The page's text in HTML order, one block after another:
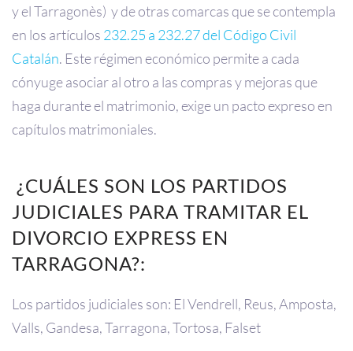
y el Tarragonès) y de otras comarcas que se contempla
en los artículos 232.25 a 232.27 del Código Civil
Catalán. Este régimen económico permite a cada
cónyuge asociar al otro a las compras y mejoras que
haga durante el matrimonio, exige un pacto expreso en
capítulos matrimoniales.
¿CUÁLES SON LOS PARTIDOS
JUDICIALES PARA TRAMITAR EL
DIVORCIO EXPRESS EN
TARRAGONA?:
Los partidos judiciales son: El Vendrell, Reus, Amposta,
Valls, Gandesa, Tarragona, Tortosa, Falset